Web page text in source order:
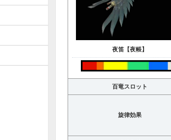
夜笛【夜帳】
百竜スロット
旋律効果